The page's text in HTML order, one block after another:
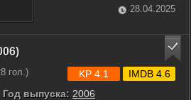
...
28.04.2025
гол.)
Год выпуска: 2006
KP 4.1 IMDB 4.6